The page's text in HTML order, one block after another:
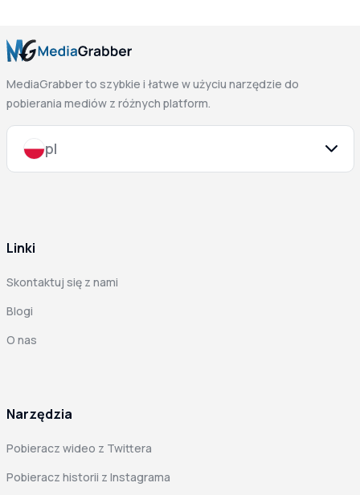
MediaGrabber to szybkie i łatwe w użyciu narzędzie do
pobierania mediów z różnych platform.
pl
Linki
Skontaktuj się z nami
Blogi
O nas
Narzędzia
Pobieracz wideo z Twittera
Pobieracz historii z Instagrama